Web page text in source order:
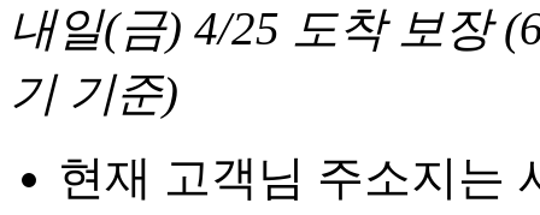
내일(금) 4/25 도착 보장(
기 기준)
현재 고객님 주소지는